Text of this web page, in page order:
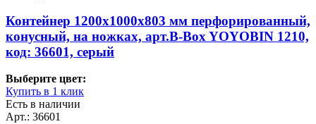
Контейнер 1200х1000х803 мм перфорированный,
конусный, на ножках, арт.B-Box YOYOBIN 1210,
код: 36601, серый
Выберите цвет:
Купить в 1 клик
Есть в наличии
Арт.: 36601